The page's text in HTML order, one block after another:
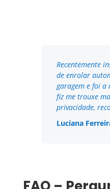
Recentemente
de enrolar
garagem e foi a
fiz me trouxe
privacidade,
Luciana